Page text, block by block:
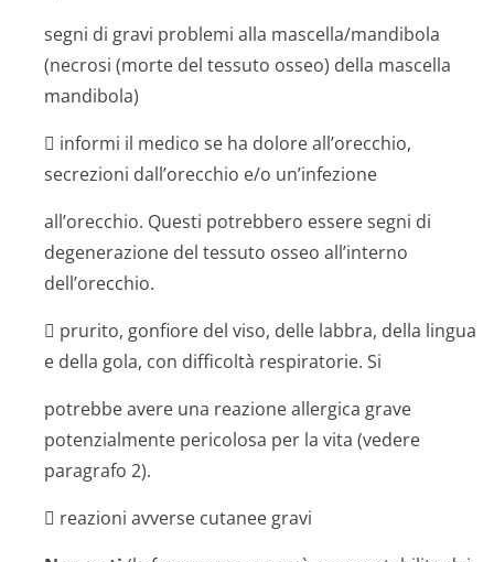
segni di gravi problemi alla mascella/mandibola
(necrosi (morte del tessuto osseo) della mascella
mandibola)
 informi il medico se ha dolore all’orecchio,
secrezioni dall’orecchio e/o un’infezione
all’orecchio. Questi potrebbero essere segni di
degenerazione del tessuto osseo all’interno
dell’orecchio.
 prurito, gonfiore del viso, delle labbra, della lingua
e della gola, con difficoltà respiratorie. Si
potrebbe avere una reazione allergica grave
potenzialmente pericolosa per la vita (vedere
paragrafo 2).
 reazioni avverse cutanee gravi